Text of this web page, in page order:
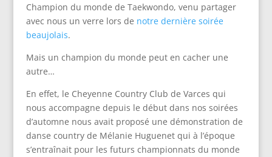
Champion du monde de Taekwondo, venu partager
avec nous un verre lors de notre dernière soirée
beaujolais.
Mais un champion du monde peut en cacher une
autre…
En effet, le Cheyenne Country Club de Varces qui
nous accompagne depuis le début dans nos soirées
d’automne nous avait proposé une démonstration de
danse country de Mélanie Huguenet qui à l’époque
s’entraînait pour les futurs championnats du monde